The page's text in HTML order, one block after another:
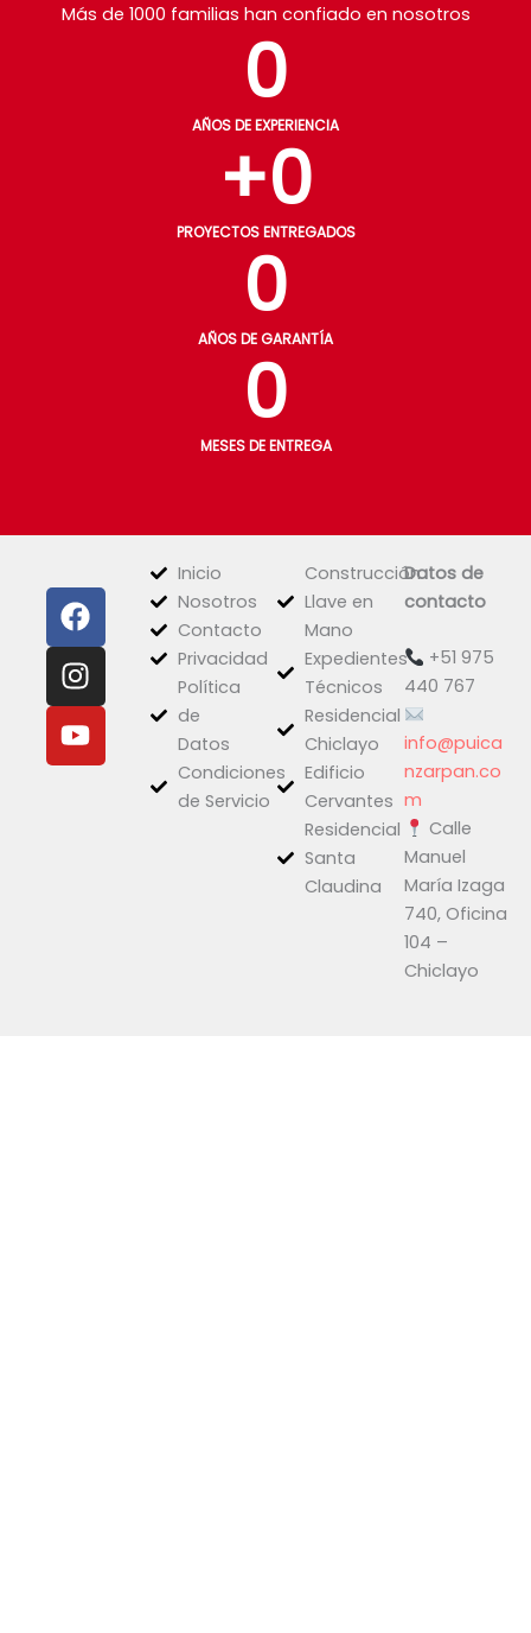
Más de 1000 familias han confiado en nosotros
AÑOS DE EXPERIENCIA
0
PROYECTOS ENTREGADOS
+0
AÑOS DE GARANTÍA
0
MESES DE ENTREGA
0
F
a
c
e
b
o
o
I
n
s
t
a
g
r
Y
o
u
t
u
b
e
Inicio
Nosotros
Contacto
Privacidad
Política
de
Datos
Condiciones
de Servicio
Construcción
Llave en
Mano
Expedientes
Técnicos
Residencial
Chiclayo
Edificio
Cervantes
Residencial
Santa
Claudina
Datos de
contacto
+51 975
440 767
info@puica
nzarpan.co
m
Calle
Manuel
María Izaga
740, Oficina
104 –
Chiclayo